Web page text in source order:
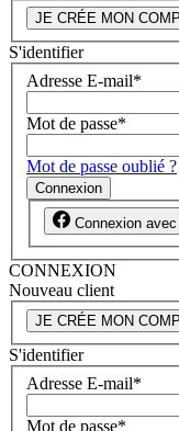
JE CRÉE MON
S'identifier
Adresse E-mail*
Mot de passe*
Mot de passe oublié ?
Connexion
Connexion
CONNEXION
Nouveau client
JE CRÉE MON
S'identifier
Adresse E-mail*
Mot de passe*